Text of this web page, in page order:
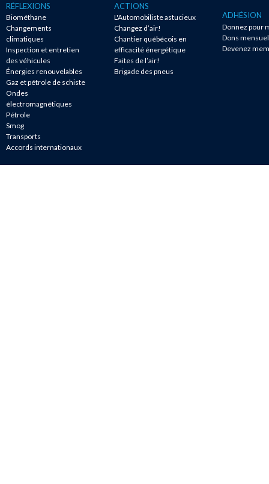
RÉFLEXIONS
Biométhane
Changements
climatiques
Inspection et entretien
des véhicules
Énergies renouvelables
Gaz et pétrole de schiste
Ondes
électromagnétiques
Pétrole
Smog
Transports
Accords internationaux
ACTIONS
L'Automobiliste astucieux
Changez d’air!
Chantier québécois en
efficacité énergétique
Faites de l’air!
Brigade des pneus
ADHÉSION
Donnez pour
Dons
Devenez